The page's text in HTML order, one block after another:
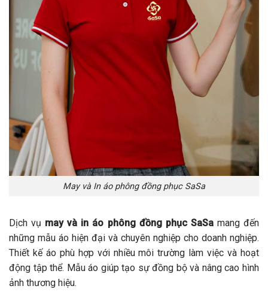
May và In áo phông đồng phục SaSa
Dịch vụ may và in áo phông đồng phục SaSamang đến
những mẫu áo hiện đại và chuyên nghiệp cho doanh nghiệp.
Thiết kế áo phù hợp với nhiều môi trường làm việc và hoạt
động tập thể. Mẫu áo giúp tạo sự đồng bộ và nâng cao hình
ảnh thương hiệu.